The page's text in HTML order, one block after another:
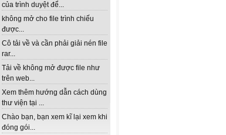
của trình duyệt để...
không mở cho file trình chiếu
được...
Cô tải về và cần phải giải nén file
rar...
Tải về không mở được file như
trên web...
Xem thêm hướng dẫn cách dùng
thư viện tại ...
Chào bạn, bạn xem kĩ lại xem khi
đóng gói...